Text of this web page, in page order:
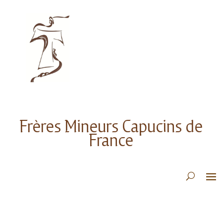
Frères Mineurs Capucins de
France